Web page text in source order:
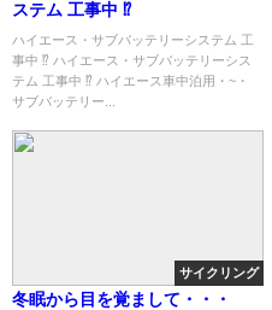
ステム 工事中 ⁉️
ハイエース・サブバッテリーシステム 工
事中 ⁉️ ハイエース・サブバッテリーシス
テム 工事中 ⁉️ ハイエース車中泊用・~・
サブバッテリー...
サイクリング
冬眠から目を覚まして・・・